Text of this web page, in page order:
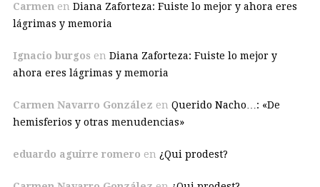
Carmen en Diana Zaforteza: Fuiste lo mejor y ahora eres
lágrimas y memoria
Ignacio burgos en Diana Zaforteza: Fuiste lo mejor y
ahora eres lágrimas y memoria
Carmen Navarro González en Querido Nacho…: «De
hemisferios y otras menudencias»
eduardo aguirre romero en ¿Qui prodest?